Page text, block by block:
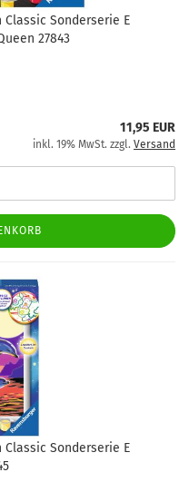
Sonderserie E
27843
11,95 EUR
inkl. 19% MwSt. zzgl. Versand
Sonderserie E